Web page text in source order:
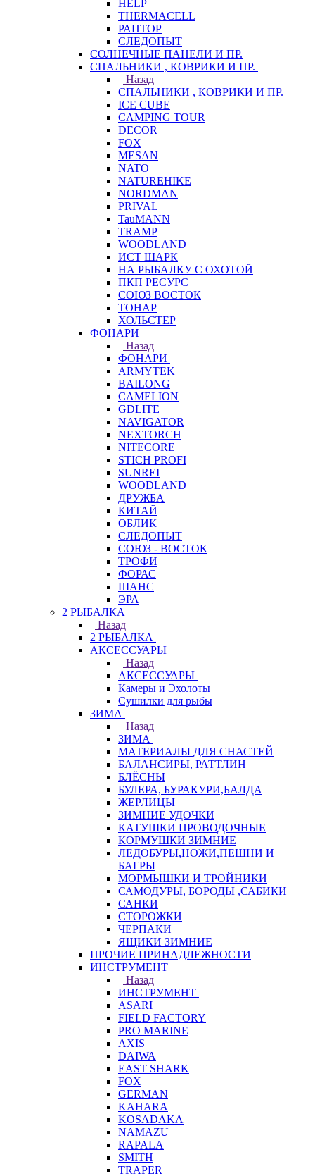
HELP
THERMACELL
РАПТОР
СЛЕДОПЫТ
СОЛНЕЧНЫЕ ПАНЕЛИ И ПР.
СПАЛЬНИКИ , КОВРИКИ И ПР.
Назад
СПАЛЬНИКИ , КОВРИКИ И ПР.
ICE CUBE
CAMPING TOUR
DECOR
FOX
MESAN
NATO
NATUREHIKE
NORDMAN
PRIVAL
TauMANN
TRAMP
WOODLAND
ИСТ ШАРК
НА РЫБАЛКУ С ОХОТОЙ
ПКП РЕСУРС
СОЮЗ ВОСТОК
ТОНАР
ХОЛЬСТЕР
ФОНАРИ
Назад
ФОНАРИ
ARMYTEK
BAILONG
CAMELION
GDLITE
NAVIGATOR
NEXTORCH
NITECORE
STICH PROFI
SUNREI
WOODLAND
ДРУЖБА
КИТАЙ
ОБЛИК
СЛЕДОПЫТ
СОЮЗ - ВОСТОК
ТРОФИ
ФОРАС
ШАНС
ЭРА
2 РЫБАЛКА
Назад
2 РЫБАЛКА
АКСЕССУАРЫ
Назад
АКСЕССУАРЫ
Камеры и Эхолоты
Сушилки для рыбы
ЗИМА
Назад
ЗИМА
МАТЕРИАЛЫ ДЛЯ СНАСТЕЙ
БАЛАНСИРЫ, РАТТЛИН
БЛЁСНЫ
БУЛЕРА, БУРАКУРИ,БАЛДА
ЖЕРЛИЦЫ
ЗИМНИЕ УДОЧКИ
КАТУШКИ ПРОВОДОЧНЫЕ
КОРМУШКИ ЗИМНИЕ
ЛЕДОБУРЫ,НОЖИ,ПЕШНИ И
БАГРЫ
МОРМЫШКИ И ТРОЙНИКИ
САМОДУРЫ, БОРОДЫ ,САБИКИ
САНКИ
СТОРОЖКИ
ЧЕРПАКИ
ЯЩИКИ ЗИМНИЕ
ПРОЧИЕ ПРИНАДЛЕЖНОСТИ
ИНСТРУМЕНТ
Назад
ИНСТРУМЕНТ
ASARI
FIELD FACTORY
PRO MARINE
AXIS
DAIWA
EAST SHARK
FOX
GERMAN
KAHARA
KOSADAKA
NAMAZU
RAPALA
SMITH
TRAPER